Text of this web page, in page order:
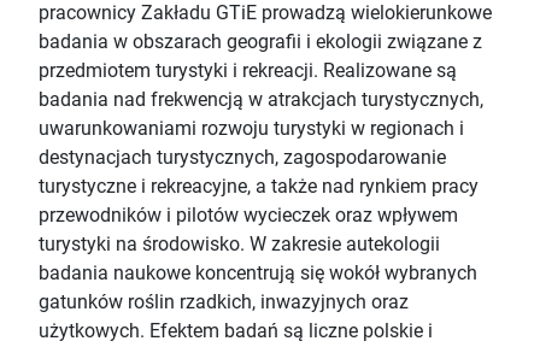
pracownicy Zakładu GTiE prowadzą wielokierunkowe
badania w obszarach geografii i ekologii związane z
przedmiotem turystyki i rekreacji. Realizowane są
badania nad frekwencją w atrakcjach turystycznych,
uwarunkowaniami rozwoju turystyki w regionach i
destynacjach turystycznych, zagospodarowanie
turystyczne i rekreacyjne, a także nad rynkiem pracy
przewodników i pilotów wycieczek oraz wpływem
turystyki na środowisko. W zakresie autekologii
badania naukowe koncentrują się wokół wybranych
gatunków roślin rzadkich, inwazyjnych oraz
użytkowych. Efektem badań są liczne polskie i